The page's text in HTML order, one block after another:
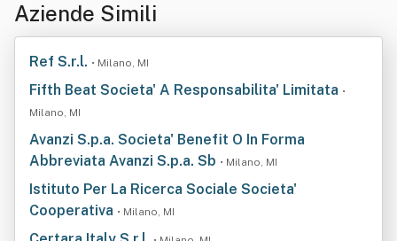
Aziende Simili
Ref S.r.l. • Milano, MI
Fifth Beat Societa' A Responsabilita' Limitata •
Milano, MI
Avanzi S.p.a. Societa' Benefit O In Forma
Abbreviata Avanzi S.p.a. Sb • Milano, MI
Istituto Per La Ricerca Sociale Societa'
Cooperativa • Milano, MI